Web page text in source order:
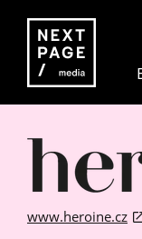
www.heroine.cz